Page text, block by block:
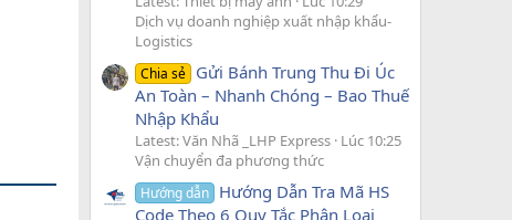
Dịch vụ doanh nghiệp xuất nhập khẩu-
Logistics
Chia sẻ Gửi Bánh Trung Thu Đi Úc
An Toàn – Nhanh Chóng – Bao Thuế
Nhập Khẩu
Latest: Văn Nhã _LHP Express Lúc 10:25
Vận chuyển đa phương thức
Hướng dẫn Hướng Dẫn Tra Mã HS
Code Theo 6 Quy Tắc Phân Loại